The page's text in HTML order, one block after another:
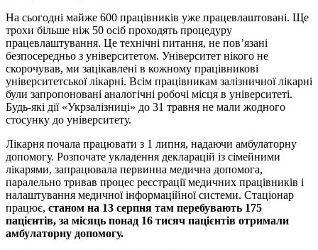
На сьогодні майже 600 працівників уже працевлаштовані. Ще
трохи більше ніж 50 осіб проходять процедуру
працевлаштування. Це технічні питання, не пов’язані
безпосередньо з університетом. Університет нікого не
скорочував, ми зацікавлені в кожному працівникові
університетської лікарні. Всім працівникам залізничної лікарні
були запропоновані аналогічні робочі місця в університеті.
Будь-які дії «Укрзалізниці» до 31 травня не мали жодного
стосунку до університету.
Лікарня почала працювати з 1 липня, надаючи амбулаторну
допомогу. Розпочате укладення декларацій із сімейними
лікарями, запрацювала первинна медична допомога,
паралельно тривав процес реєстрації медичних працівників і
налаштування медичної інформаційної системи. Стаціонар
працює, станом на 13 серпня там перебувають 175
пацієнтів, за місяць понад 16 тисяч пацієнтів отримали
амбулаторну допомогу.